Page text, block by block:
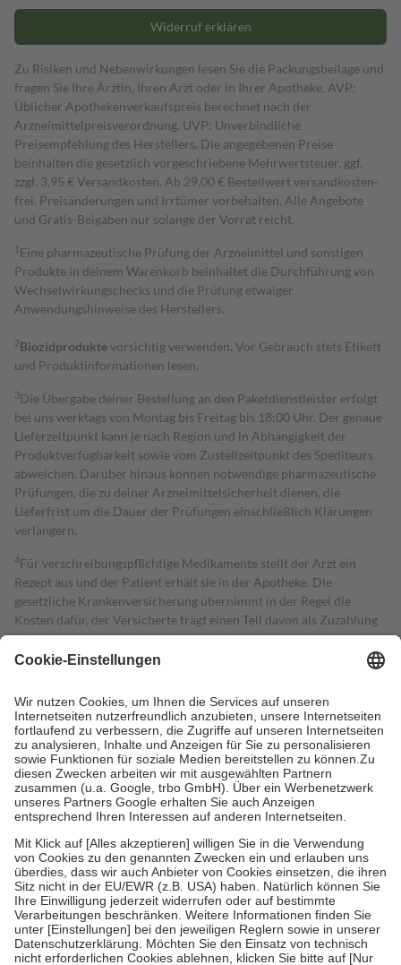
Widerruf erklären
Zu Risiken und Nebenwirkungen lesen Sie die Packungsbeilage und
fragen Sie Ihre Ärztin, Ihren Arzt oder in Ihrer Apotheke. AVP:
Üblicher Apothekenverkaufspreis berechnet nach der
Arzneimittelpreisverordnung. UVP: Unverbindliche
Preisempfehlung des Herstellers. Die angegebenen Preise
beinhalten die gesetzlich vorgeschriebene Mehrwertsteuer, ggf.
zzgl. 3,95 € Versandkosten. Ab 29,00 € Bestell­wert versand­kosten­
frei. Preisänderungen und Irrtümer vorbehalten. Alle Angebote
und Gratis-Beigaben nur solange der Vorrat reicht.
1 Eine pharmazeutische Prüfung der Arzneimittel und sonstigen
Produkte in deinem Warenkorb beinhaltet die Durchführung von
Wechselwirkungschecks und die Prüfung etwaiger
Anwendungshinweise des Herstellers.
2Biozidproduktevorsichtig verwenden. Vor Gebrauch stets Etikett
und Produktinformationen lesen.
3Die Übergabe deiner Bestellung an den Paketdienstleister erfolgt
bei uns werktags von Montag bis Freitag bis 18:00 Uhr. Der genaue
Lieferzeitpunkt kann je nach Region und in Abhängigkeit der
Produktverfügbarkeit sowie vom Zustellzeitpunkt des Spediteurs
abweichen. Darüber hinaus können notwendige pharmazeutische
Prüfungen, die zu deiner Arzneimittelsicherheit dienen, die
Lieferfrist um die Dauer der Prüfungen einschließlich Klärungen
verlängern.
4Für verschreibungspflichtige Medikamente stellt der Arzt ein
Rezept aus und der Patient erhält sie in der Apotheke. Die
gesetzliche Krankenversicherung übernimmt in der Regel die
Kosten dafür, der Versicherte trägt einen Teil davon als Zuzahlung
mit.
Grundsätzlich leisten Mitglieder Zuzahlungen in Höhe von zehn
höchstens zehn Euro.
Es sind jedoch nie mehr als die tatsächlichen
Kosten der Leistung zu entrichten.
Diese Regeln gelten grundsätzlich auch für Online-Apotheken.
Bei Heilmitteln und häuslicher Krankenpflege beträgt die
Zuzahlung zehn Prozent der Kosten sowie zehn Euro je
Verordnung.
Um das Engagement der Versicherten für ihre eigene Gesundheit zu
stärken und die besondere Stellung der Familie zu unterstützen,
fallenkeine Zuzahlungenan bei:
• Kindern und Jugendlichen bis zum vollendeten 18. Lebensjahr
mit Ausnahme der Fahrkosten
• Untersuchungen zur Vorsorge und Früherkennung, die von der
GKV getragen werden
• empfohlenen Schutzimpfungen
• Harn- und Blutteststreifen